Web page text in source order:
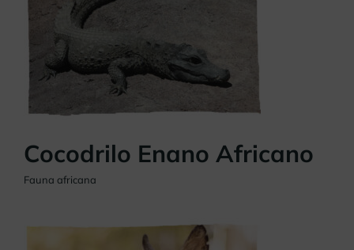
Cocodrilo Enano Africano
Fauna africana